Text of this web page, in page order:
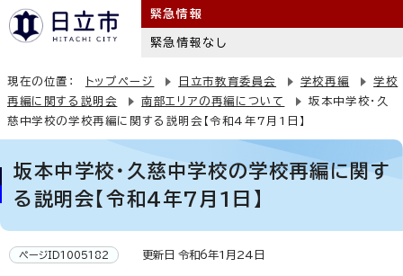
緊急情報
緊急情報なし
現在の位置： トップページ 日立市教育委員会 学校再編
学校
再編に関する説明会
南部エリアの再編について
坂本中学校・久
慈中学校の学校再編に関する説明会【令和4年7月1日】
坂本中学校・久慈中学校の学校再編に関す
る説明会【令和4年7月1日】
ページID1005182 更新日 令和6年1月24日